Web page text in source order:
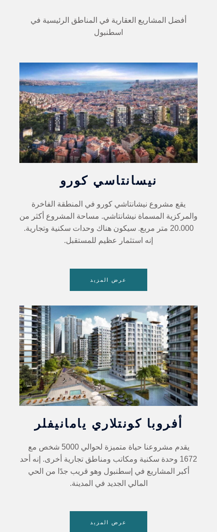
أفضل المشاريع العقارية في المناطق الرئيسية في
اسطنبول
نيسانتاسي كورو
يقع مشروع نيشانتاشي كورو في المنطقة الفاخرة
والمركزية المسماة نيشانتاشي. مساحة المشروع أكثر من
20.000 متر مربع. سيكون هناك وحدات سكنية وتجارية.
إنه استثمار عظيم للمستقبل.
عرض المزيد
أفروبا كونتلاري يامانيفلر
يقدم مشروعنا حياة متميزة لحوالي 5000 شخص مع
1672 وحدة سكنية ومكاتب ومناطق تجارية أخرى. إنه أحد
أكبر المشاريع في إسطنبول وهو قريب جدًا من الحي
المالي الجديد في المدينة.
عرض المزيد